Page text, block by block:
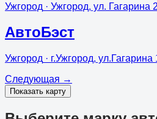
Ужгород · Ужгород, ул. Гагарина
АвтоБэст
Ужгород · г.Ужгород, ул.Гагарина
Следующая →
Показать карту